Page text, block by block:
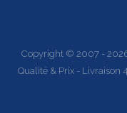
Copyright © 2007 -
Qualité & Prix - Livraison